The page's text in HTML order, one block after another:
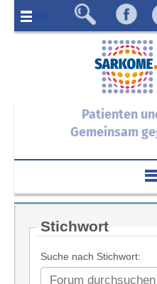
Menü
Patienten
Gemeinsam
Stichwort
Suche nach Stichwort: